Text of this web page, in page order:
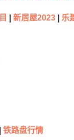
新居屋2023 乐
铁路盘行情